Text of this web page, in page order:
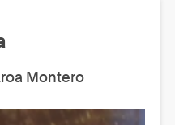
Montero